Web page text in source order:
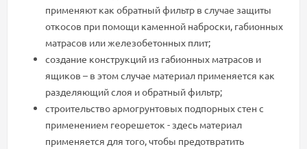
применяют как обратный фильтр в случае защиты
откосов при помощи каменной наброски, габионных
матрасов или железобетонных плит;
создание конструкций из габионных матрасов и
ящиков – в этом случае материал применяется как
разделяющий слоя и обратный фильтр;
строительство армогрунтовых подпорных стен с
применением георешеток - здесь материал
применяется для того, чтобы предотвратить